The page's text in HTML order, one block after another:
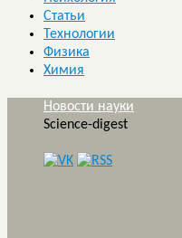
Статьи
Технологии
Физика
Химия
Новости науки
Science-digest